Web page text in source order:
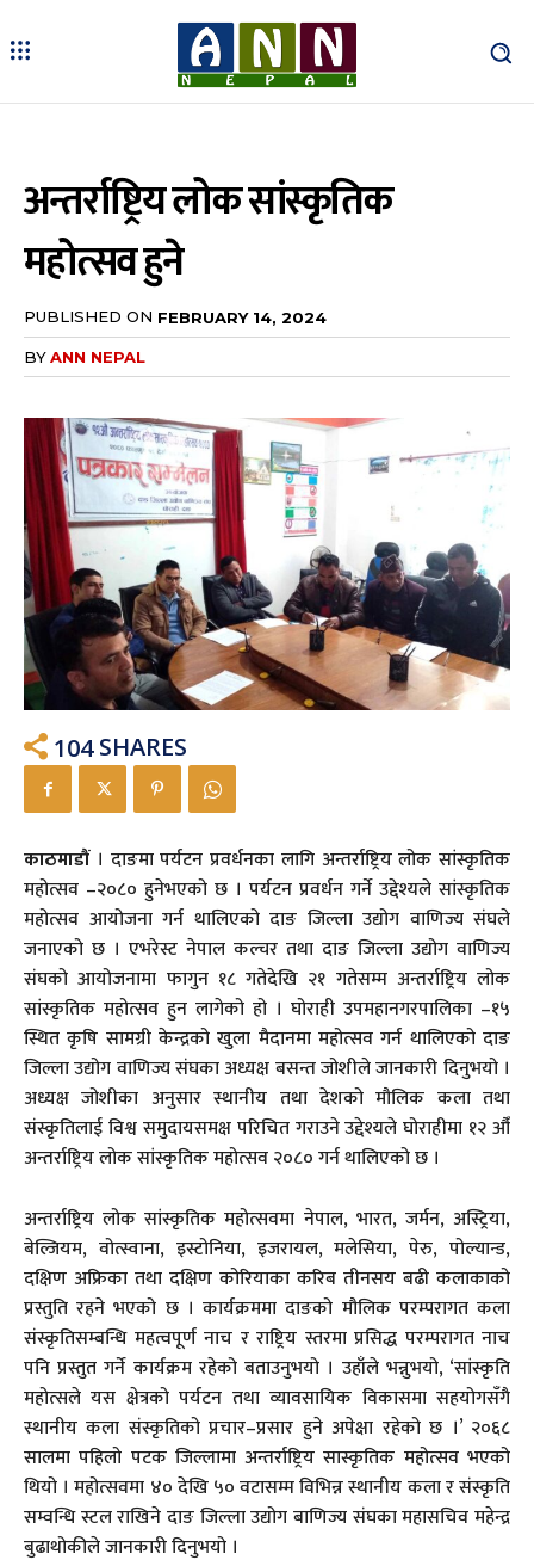
अन्तर्राष्ट्रिय लोक सांस्कृतिक
महोत्सव हुने
PUBLISHED ON FEBRUARY 14, 2024
BYANN NEPAL
104 SHARES
काठमाडौं। दाङमा पर्यटन प्रवर्धनका लागि अन्तर्राष्ट्रिय लोक सांस्कृतिक
महोत्सव –२०८० हुनेभएको छ । पर्यटन प्रवर्धन गर्ने उद्देश्यले सांस्कृतिक
महोत्सव आयोजना गर्न थालिएको दाङ जिल्ला उद्योग वाणिज्य संघले
जनाएको छ । एभरेस्ट नेपाल कल्चर तथा दाङ जिल्ला उद्योग वाणिज्य
संघको आयोजनामा फागुन १८ गतेदेखि २१ गतेसम्म अन्तर्राष्ट्रिय लोक
सांस्कृतिक महोत्सव हुन लागेको हो । घोराही उपमहानगरपालिका –१५
स्थित कृषि सामग्री केन्द्रको खुला मैदानमा महोत्सव गर्न थालिएको दाङ
जिल्ला उद्योग वाणिज्य संघका अध्यक्ष बसन्त जोशीले जानकारी दिनुभयो ।
अध्यक्ष जोशीका अनुसार स्थानीय तथा देशको मौलिक कला तथा
संस्कृतिलाई विश्व समुदायसमक्ष परिचित गराउने उद्देश्यले घोराहीमा १२ औँ
अन्तर्राष्ट्रिय लोक सांस्कृतिक महोत्सव २०८० गर्न थालिएको छ ।
अन्तर्राष्ट्रिय लोक सांस्कृतिक महोत्सवमा नेपाल, भारत, जर्मन, अस्ट्रिया,
बेल्जियम, वोत्स्वाना, इस्टोनिया, इजरायल, मलेसिया, पेरु, पोल्यान्ड,
दक्षिण अफ्रिका तथा दक्षिण कोरियाका करिब तीनसय बढी कलाकाको
प्रस्तुति रहने भएको छ । कार्यक्रममा दाङको मौलिक परम्परागत कला
संस्कृतिसम्बन्धि महत्वपूर्ण नाच र राष्ट्रिय स्तरमा प्रसिद्ध परम्परागत नाच
पनि प्रस्तुत गर्ने कार्यक्रम रहेको बताउनुभयो । उहाँले भन्नुभयो, ‘सांस्कृति
महोत्सले यस क्षेत्रको पर्यटन तथा व्यावसायिक विकासमा सहयोगसँगै
स्थानीय कला संस्कृतिको प्रचार–प्रसार हुने अपेक्षा रहेको छ ।’ २०६८
सालमा पहिलो पटक जिल्लामा अन्तर्राष्ट्रिय सास्कृतिक महोत्सव भएको
थियो । महोत्सवमा ४० देखि ५० वटासम्म विभिन्न स्थानीय कला र संस्कृति
सम्वन्धि स्टल राखिने दाङ जिल्ला उद्योग बाणिज्य संघका महासचिव महेन्द्र
बुढाथोकीले जानकारी दिनुभयो ।